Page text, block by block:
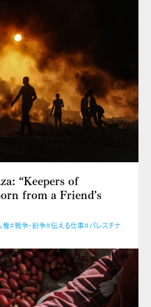
“Keepers of
from a Friend’s
権#戦争・紛争#伝える仕事#パレスチナ